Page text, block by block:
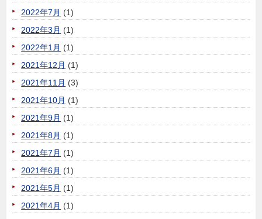
2022年7月 (1)
2022年3月 (1)
2022年1月 (1)
2021年12月 (1)
2021年11月 (3)
2021年10月 (1)
2021年9月 (1)
2021年8月 (1)
2021年7月 (1)
2021年6月 (1)
2021年5月 (1)
2021年4月 (1)